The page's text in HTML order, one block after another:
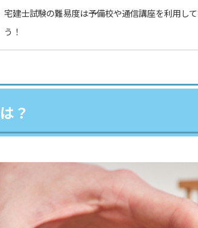
宅建士試験の難易度は予備校や通信講座を利用し
う！
？